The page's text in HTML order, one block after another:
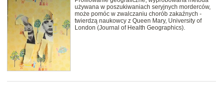
używana w poszukiwaniach seryjnych morderców,
może pomóc w zwalczaniu chorób zakaźnych -
twierdzą naukowcy z Queen Mary, University of
London (Journal of Health Geographics).